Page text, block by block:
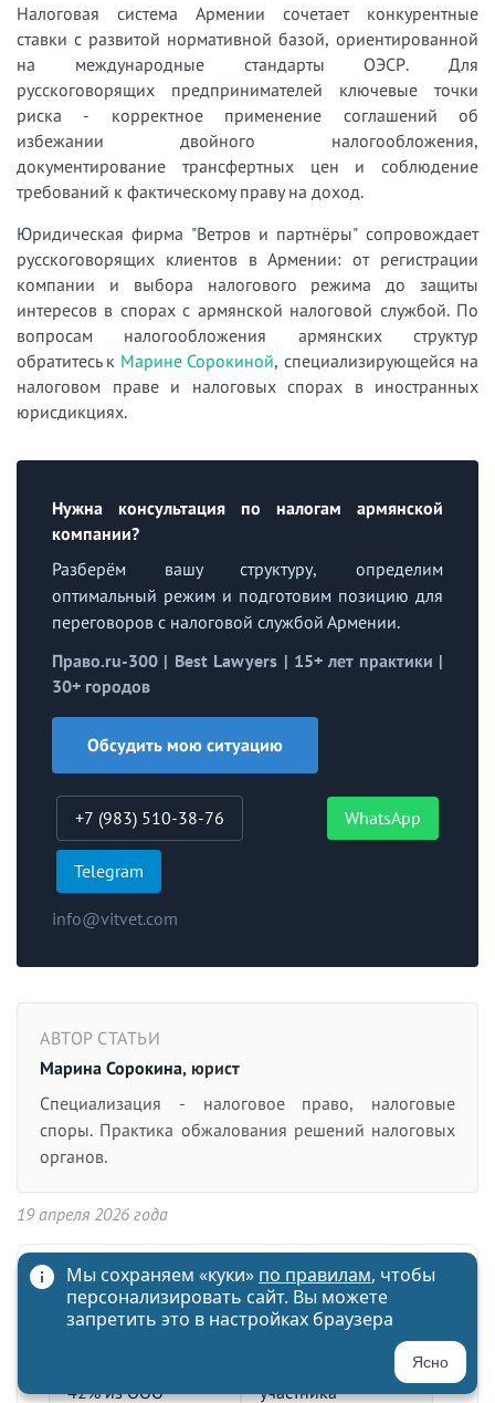
Налоговая система Армении сочетает конкурентные
ставки с развитой нормативной базой, ориентированной
на международные стандарты ОЭСР. Для
русскоговорящих предпринимателей ключевые точки
риска - корректное применение соглашений об
избежании двойного налогообложения,
документирование трансфертных цен и соблюдение
требований к фактическому праву на доход.
Юридическая фирма "Ветров и партнёры" сопровождает
русскоговорящих клиентов в Армении: от регистрации
компании и выбора налогового режима до защиты
интересов в спорах с армянской налоговой службой. По
вопросам налогообложения армянских структур
обратитесь к Марине Сорокиной, специализирующейся на
налоговом праве и налоговых спорах в иностранных
юрисдикциях.
Нужна консультация по налогам армянской
компании?
Разберём вашу структуру, определим
оптимальный режим и подготовим позицию для
переговоров с налоговой службой Армении.
Право.ru-300 | Best Lawyers | 15+ лет практики |
30+ городов
Обсудить мою ситуацию
+7 (983) 510-38-76 WhatsApp
Telegram
info@vitvet.com
АВТОР СТАТЬИ
Марина Сорокина, юрист
Специализация - налоговое право, налоговые
споры. Практика обжалования решений налоговых
органов.
19 апреля 2026 года
Из нашей практики
42% из ООО
участника
Мы сохраняем «куки» по правилам, чтобы
персонализировать сайт. Вы можете
запретить это в настройках браузера
Ясно